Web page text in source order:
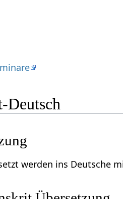
Deutsch
werden ins Deutsche